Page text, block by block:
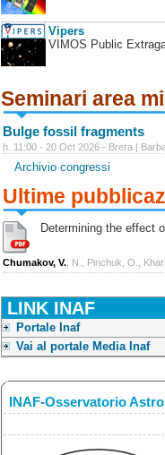
Vipers
VIMOS Public
Seminari area
Bulge fossil fragments
h. 11:00 - 20 Oct 2026 - Brera |
Archivio congressi
Ultime
Determining the effect
Chumakov, V. , N., Pinchuk, O.,
LINK INAF
Portale Inaf
Vai al portale Media Inaf
INAF-Osservatorio